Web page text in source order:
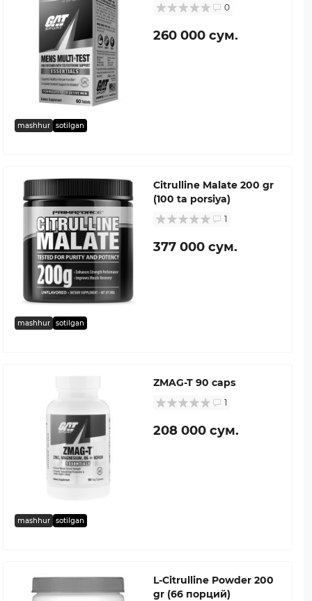
mashhur sotilgan
0
260 000 сум.
mashhur sotilgan
Citrulline Malate 200 gr
(100 ta porsiya)
1
377 000 сум.
mashhur sotilgan
ZMAG-T 90 caps
1
208 000 сум.
L-Citrulline Powder 200
gr (66 порций)